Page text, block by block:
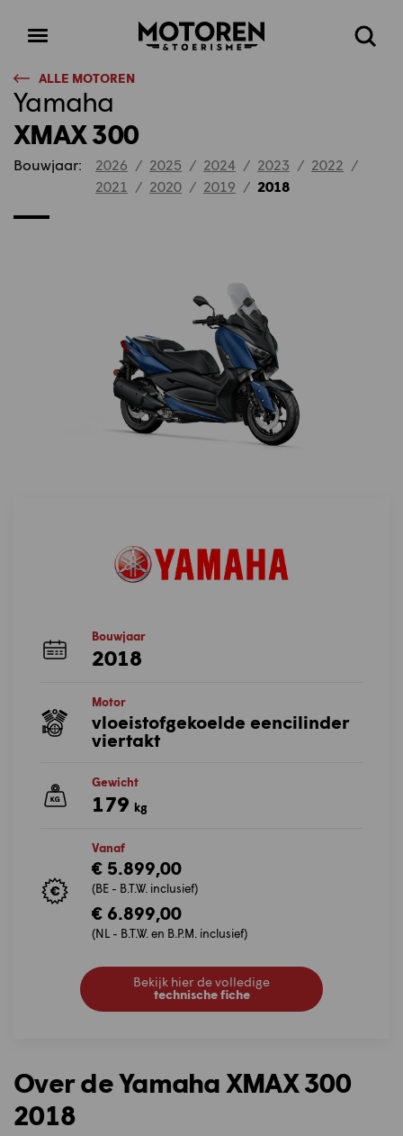
Open
Homepage Zoeken
ALLE MOTOREN
Yamaha
XMAX 300
Bouwjaar: 2026 / 2025 / 2024 / 2023 / 2022 /
2021 / 2020 / 2019 / 2018
Bouwjaar
2018
Motor
vloeistofgekoelde eencilinder
viertakt
Gewicht
179 kg
Vanaf
€ 5.899,00
(BE - B.T.W. inclusief)
€ 6.899,00
(NL - B.T.W. en B.P.M. inclusief)
Bekijk hier de volledige
technische fiche
Over de Yamaha XMAX 300
2018